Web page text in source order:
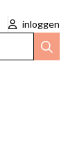
inloggen